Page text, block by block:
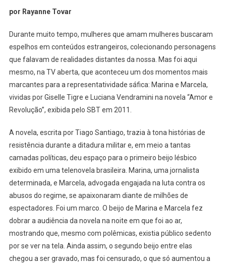
Série
“Não
Costumo
Me
Apaixonar
Por
Avisa:
Para
Uma
História
De
Nostalgia
E
Significado
por Rayanne Tovar
Durante muito tempo, mulheres que amam mulheres buscaram
espelhos em conteúdos estrangeiros, colecionando personagens
que falavam de realidades distantes da nossa. Mas foi aqui
mesmo, na TV aberta, que aconteceu um dos momentos mais
marcantes para a representatividade sáfica: Marina e Marcela,
vividas por Giselle Tigre e Luciana Vendramini na novela “Amor e
Revolução”, exibida pelo SBT em 2011.
A novela, escrita por Tiago Santiago, trazia à tona histórias de
resistência durante a ditadura militar e, em meio a tantas
camadas políticas, deu espaço para o primeiro beijo lésbico
exibido em uma telenovela brasileira. Marina, uma jornalista
determinada, e Marcela, advogada engajada na luta contra os
abusos do regime, se apaixonaram diante de milhões de
espectadores. Foi um marco. O beijo de Marina e Marcela fez
dobrar a audiência da novela na noite em que foi ao ar,
mostrando que, mesmo com polêmicas, existia público sedento
por se ver na tela. Ainda assim, o segundo beijo entre elas
chegou a ser gravado, mas foi censurado, o que só aumentou a